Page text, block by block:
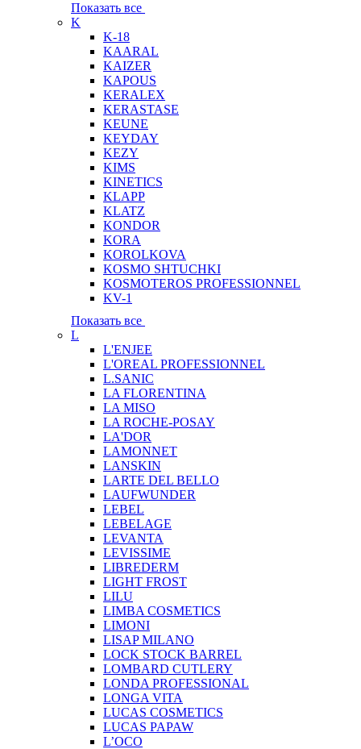
Показать все
K
K-18
KAARAL
KAIZER
KAPOUS
KERALEX
KERASTASE
KEUNE
KEYDAY
KEZY
KIMS
KINETICS
KLAPP
KLATZ
KONDOR
KORA
KOROLKOVA
KOSMO SHTUCHKI
KOSMOTEROS PROFESSIONNEL
KV-1
Показать все
L
L'ENJEE
L'OREAL PROFESSIONNEL
L.SANIC
LA FLORENTINA
LA MISO
LA ROCHE-POSAY
LA'DOR
LAMONNET
LANSKIN
LARTE DEL BELLO
LAUFWUNDER
LEBEL
LEBELAGE
LEVANTA
LEVISSIME
LIBREDERM
LIGHT FROST
LILU
LIMBA COSMETICS
LIMONI
LISAP MILANO
LOCK STOCK BARREL
LOMBARD CUTLERY
LONDA PROFESSIONAL
LONGA VITA
LUCAS COSMETICS
LUCAS PAPAW
L’OCO